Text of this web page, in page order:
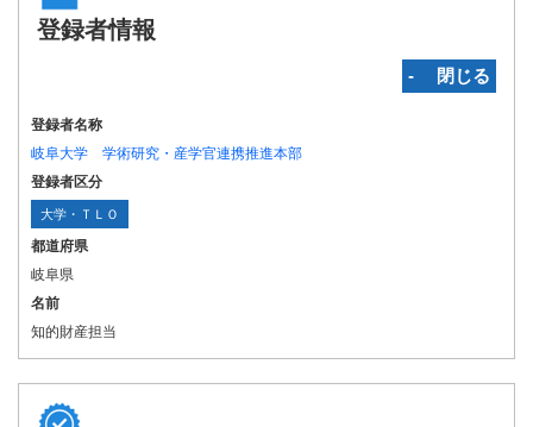
登録者情報
‐ 閉じる
登録者名称
岐阜大学 学術研究・産学官連携推進本部
登録者区分
大学・ＴＬＯ
都道府県
岐阜県
名前
知的財産担当